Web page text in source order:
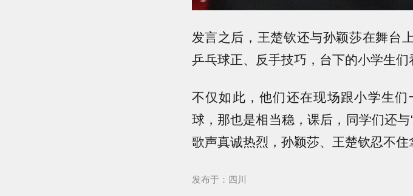
发言之后，王楚钦还与孙颖莎在舞台
乒乓球正、反手技巧，台下的小学生们
不仅如此，他们还在现场跟小学生
球，那也是相当稳，课后，同学们还
歌声真诚热烈，孙颖莎、王楚钦忍不住
发布于：四川